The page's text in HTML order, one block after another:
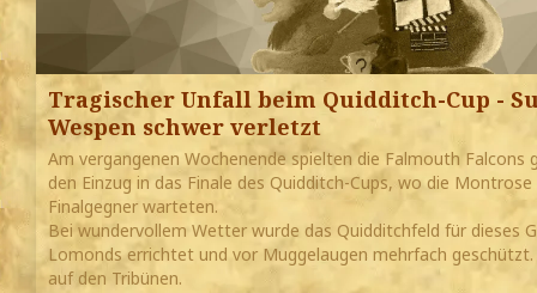
Tragischer Unfall beim Quidditch-Cup -
Wespen schwer verletzt
Am vergangenen Wochenende spielten die Falmouth Falcons
den Einzug in das Finale des Quidditch-Cups, wo die
Finalgegner warteten.
Bei wundervollem Wetter wurde das Quidditchfeld für dieses
Lomonds errichtet und vor Muggelaugen mehrfach
auf den Tribünen.